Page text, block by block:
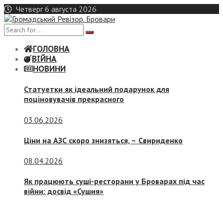
Skip
to
content
Четверг 6 августа 2026
ГОЛОВНА
ВІЙНА
НОВИНИ
Статуетки як ідеальний подарунок для
поціновувачів прекрасного
03.06.2026
Ціни на АЗС скоро знизяться, – Свириденко
08.04.2026
Як працюють суші-ресторани у Броварах під час
війни: досвід «Сушия»